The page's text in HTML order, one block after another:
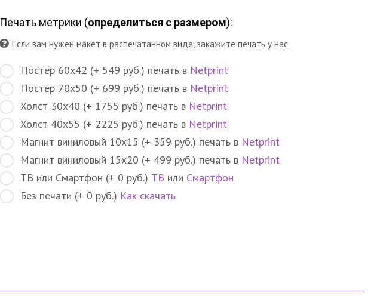
Печать метрики (определиться с размером):
Если вам нужен макет в распечатанном виде, закажите печать у нас.
Постер 60х42 (+ 549 руб.) печать в Netprint
Постер 70х50 (+ 699 руб.) печать в Netprint
Холст 30х40 (+ 1755 руб.) печать в Netprint
Холст 40х55 (+ 2225 руб.) печать в Netprint
Магнит виниловый 10х15 (+ 359 руб.) печать в Netprint
Магнит виниловый 15х20 (+ 499 руб.) печать в Netprint
ТВ или Смартфон (+ 0 руб.) ТВ или Смартфон
Без печати (+ 0 руб.) Как скачать